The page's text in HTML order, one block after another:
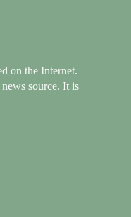
on the Internet.
source. It is